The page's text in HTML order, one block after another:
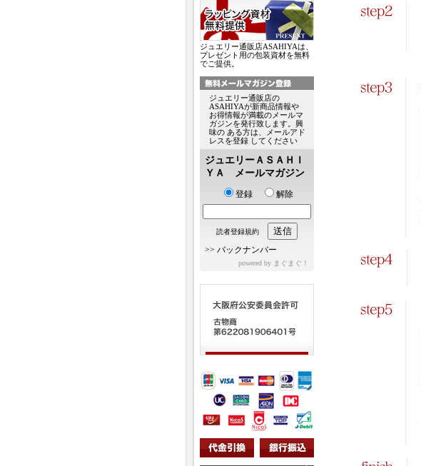
ジュエリー通販店ASAHIYAは、
プレゼント用の包装資材を無料
でご提供。
ジュエリー通販店の
ASAHIYAが新商品情報や
お得情報が満載のメールマ
ガジンを発行致します。興
味の ある方は、メールアド
レスを登録 してください
ジュエリーＡＳＡＨＩ
ＹＡ メールマガジン
登録 解除
読者登録規約
>> バックナンバー
powered by まぐまぐ！